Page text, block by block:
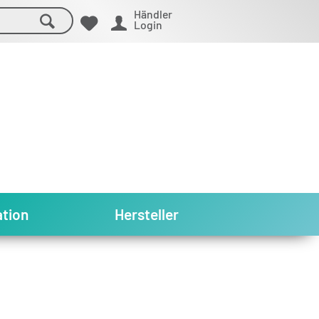
Händler
Login
Hersteller